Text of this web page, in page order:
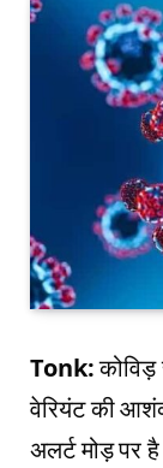
Tonk:
वेरियंट की
अलर्ट मोड़ पर